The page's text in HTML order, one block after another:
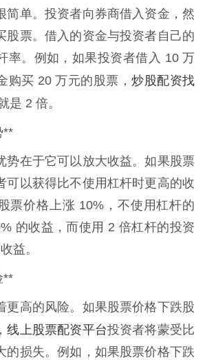
简单。投资者向券商借入资金，然
股票。借入的资金与投资者自己的
率。例如，如果投资者借入 10 万
购买 20 万元的股票，炒股配资找
是 2 倍。
**
势在于它可以放大收益。如果股票
可以获得比不使用杠杆时更高的收
票价格上涨 10%，不使用杠杆的
的收益，而使用 2 倍杠杆的投资
益。
**
更高的风险。如果股票价格下跌股
线上股票配资平台投资者将蒙受比
的损失。例如，如果股票价格下跌